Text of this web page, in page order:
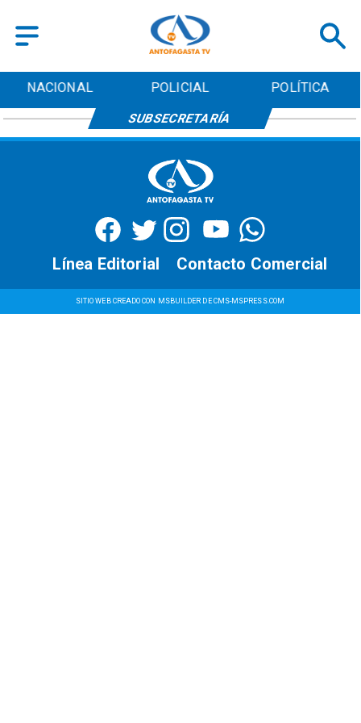
NACIONAL POLICIAL POLÍTICA
SUBSECRETARÍA
SITIO WEB CREADO CON MSBUILDER DE CMS-MSPRESS.COM
Contacto Comercial
Línea Editorial